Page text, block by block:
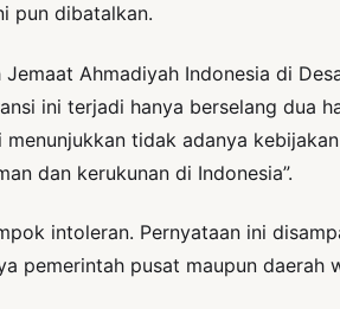
pun dibatalkan.
Ahmadiyah Indonesia di
ini terjadi hanya berselang dua
tidak adanya
dan kerukunan di Indonesia”.
intoleran. Pernyataan ini
pemerintah pusat maupun daerah